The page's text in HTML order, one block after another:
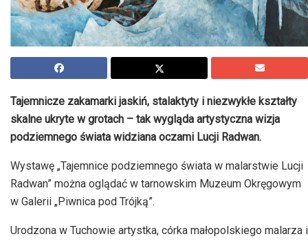
Tajemnicze zakamarki jaskiń, stalaktyty i niezwykłe kształty
skalne ukryte w grotach – tak wygląda artystyczna wizja
podziemnego świata widziana oczami Lucji Radwan.
Wystawę „Tajemnice podziemnego świata w malarstwie Lucji
Radwan” można oglądać w tarnowskim Muzeum Okręgowym
w Galerii „Piwnica pod Trójką”.
Urodzona w Tuchowie artystka, córka małopolskiego malarza i